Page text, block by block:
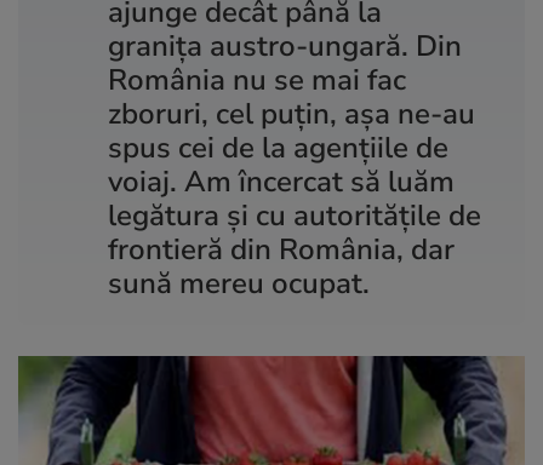
ajunge decât până la
graniţa austro-ungară. Din
România nu se mai fac
zboruri, cel puţin, aşa ne-au
spus cei de la agenţiile de
voiaj. Am încercat să luăm
legătura şi cu autorităţile de
frontieră din România, dar
sună mereu ocupat.